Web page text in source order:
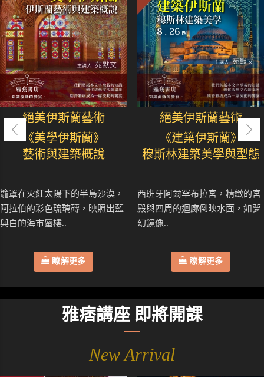
絕美伊斯蘭藝術
《美學伊斯蘭》
藝術與建築概說
籠罩在火紅太陽下的半島沙漠，
阿拉伯的彩色琉璃磚，映照出藍
與白的海市蜃樓..
瞭解更多
絕美伊斯蘭藝術
《建築伊斯蘭》
穆斯林建築美學與型態
西班牙阿爾罕布拉宮，精緻的宮
殿與四周的迴廊倒映水面，如夢
幻鏡像..
瞭解更多
雅痞講座 即將開課
New Arrival